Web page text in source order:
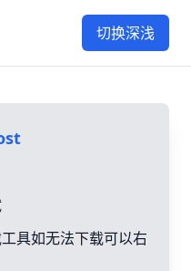
切换深浅
具如无法下载可以右